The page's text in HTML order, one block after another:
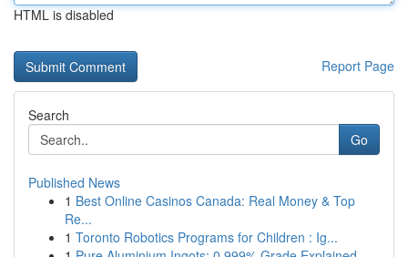
HTML is disabled
Report Page
Search
Go
Published News
1 Best Online Casinos Canada: Real Money & Top
Re...
1 Toronto Robotics Programs for Children : Ig...